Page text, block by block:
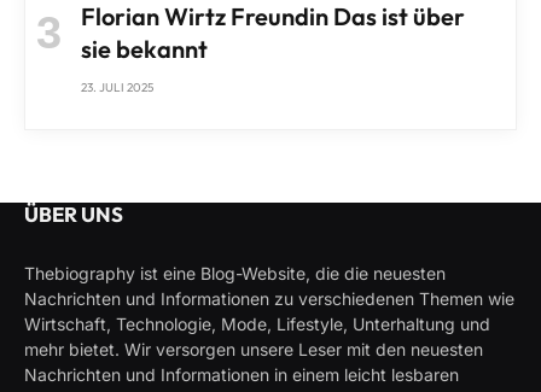
Florian Wirtz Freundin Das ist über
sie bekannt
23. JULI 2025
ÜBER UNS
Thebiography ist eine Blog-Website, die die neuesten
Nachrichten und Informationen zu verschiedenen Themen wie
Wirtschaft, Technologie, Mode, Lifestyle, Unterhaltung und
mehr bietet. Wir versorgen unsere Leser mit den neuesten
Nachrichten und Informationen in einem leicht lesbaren